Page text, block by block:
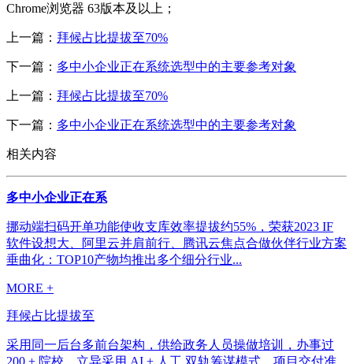
Chrome浏览器 63版本及以上；
上一篇： 拜候占比提拔至70%
下一篇： 多中小企业正在系统选型中的主要参考对象
上一篇： 拜候占比提拔至70%
下一篇： 多中小企业正在系统选型中的主要参考对象
相关内容
多中小企业正在系
挪动端扫码开单功能使收支库效率提拔约55%，荣获2023 IF
软件设想大、阿里云并肩前行、腾讯云焦点合做伙伴行业方案
垂曲化：TOP10产物均推出多个细分行业...
MORE +
拜候占比提拔至
采用同一后台多前台架构，供给政务人员操做培训，办事过
200 + 院校，立异采用 AI + 人工 双轨筹谋模式，项目交付准